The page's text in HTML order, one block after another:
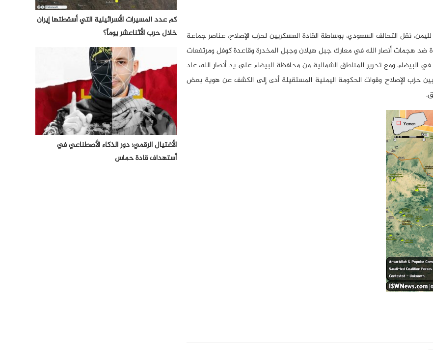
نقل التحالف السعودي، بوساطة القادة العسكريين لحزب الإصلاح، عناصر جماعة
ضد هجمات أنصار الله في معارك جبل هيلان وجبل المخدرة وقاعدة كوفل ومرتفعات
البيضاء. ومع تحرير المناطق الشمالية من محافظة البيضاء على يد أنصار الله، عاد
بين حزب الإصلاح وقوات الحكومة اليمنية المستقيلة أدى إلى الكشف عن هوية بعض
كم عدد المسيرات الأسرائيلية التي أسقطتها إيران
خلال حرب الأثناعشر يوماً؟
الأغتيال الرقمي: دور الذكاء الأصطناعي في
أستهداف قادة حماس